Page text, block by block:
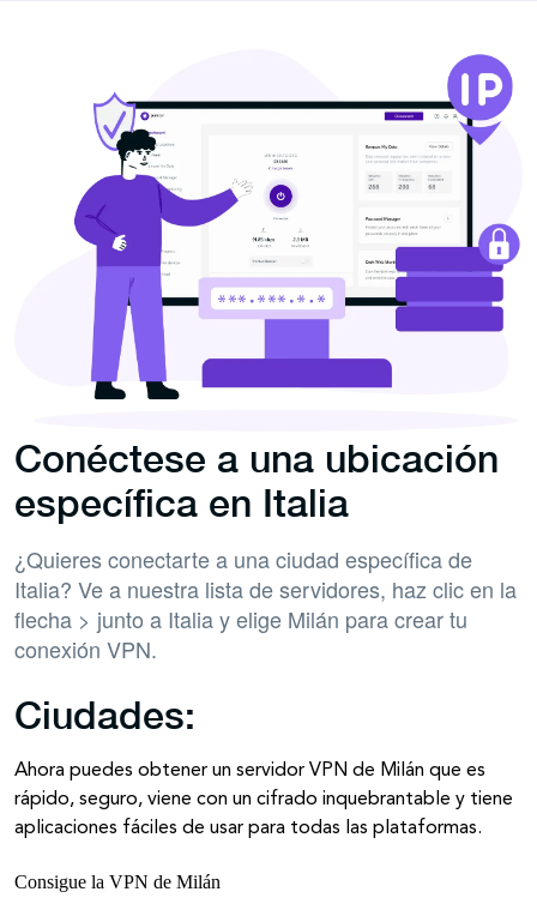
Conéctese a una ubicación
específica en Italia
¿Quieres conectarte a una ciudad específica de
Italia? Ve a nuestra lista de servidores, haz clic en la
flecha > junto a Italia y elige Milán para crear tu
conexión VPN.
Ciudades:
Ahora puedes obtener un servidor VPN de Milán que es
rápido, seguro, viene con un cifrado inquebrantable y tiene
aplicaciones fáciles de usar para todas las plataformas.
Consigue la VPN de Milán